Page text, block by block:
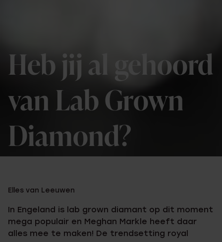
Heb jij al gehoord
van Lab Grown
Diamond?
Elles van Leeuwen
In Engeland is lab grown diamant op dit moment
mega populair en Meghan Markle heeft daar
alles mee te maken! De trendsetting royal